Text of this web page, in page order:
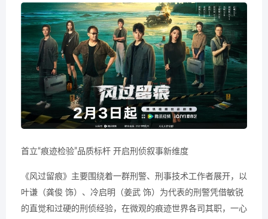
首立“痕迹检验”品质标杆 开启刑侦叙事新维度
《风过留痕》主要围绕着一群刑警、刑事技术工作者展开，以
叶谦（龚俊 饰）、冷启明（姜武 饰）为代表的刑警凭借敏锐
的直觉和过硬的刑侦经验，在微观的痕迹世界各司其职，一心